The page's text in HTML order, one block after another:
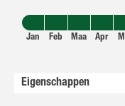
Jan Feb Maa Apr
Eigenschappen